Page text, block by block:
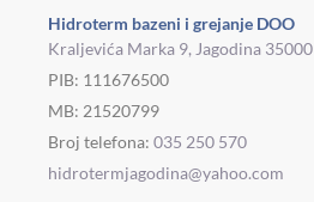
Hidroterm bazeni i grejanje DOO
Kraljevića Marka 9, Jagodina 35000
PIB: 111676500
MB: 21520799
Broj telefona: 035 250 570
hidrotermjagodina@yahoo.com